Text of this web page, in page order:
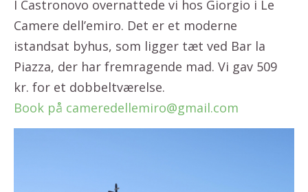
I Castronovo overnattede vi hos Giorgio i Le
Camere dell’emiro. Det er et moderne
istandsat byhus, som ligger tæt ved Bar la
Piazza, der har fremragende mad. Vi gav 509
kr. for et dobbeltværelse.
Book på cameredellemiro@gmail.com